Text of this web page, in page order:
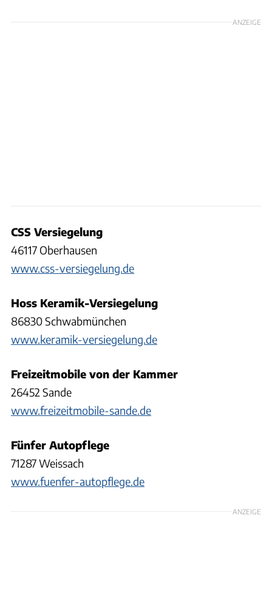
ANZEIGE
CSS Versiegelung
46117 Oberhausen
www.css-versiegelung.de
Hoss Keramik-Versiegelung
86830 Schwabmünchen
www.keramik-versiegelung.de
Freizeitmobile von der Kammer
26452 Sande
www.freizeitmobile-sande.de
Fünfer Autopflege
71287 Weissach
www.fuenfer-autopflege.de
ANZEIGE